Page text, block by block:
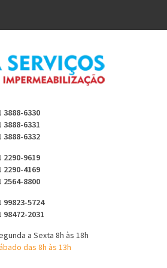
3888-6330
3888-6331
3888-6332
2290-9619
2290-4169
2564-8800
99823-5724
98472-2031
a Sexta 8h às 18h
das 8h às 13h